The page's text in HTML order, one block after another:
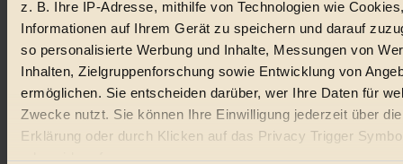
z. B. Ihre IP-Adresse, mithilfe von Technologien wie
Informationen auf Ihrem Gerät zu speichern und darauf
so personalisierte Werbung und Inhalte, Messungen von
Inhalten, Zielgruppenforschung sowie Entwicklung von
ermöglichen. Sie entscheiden darüber, wer Ihre Daten für
Zwecke nutzt. Sie können Ihre Einwilligung jederzeit über
Erklärung oder durch Klicken auf das Privacy Trigger
oder widerrufen
Lebensmittel